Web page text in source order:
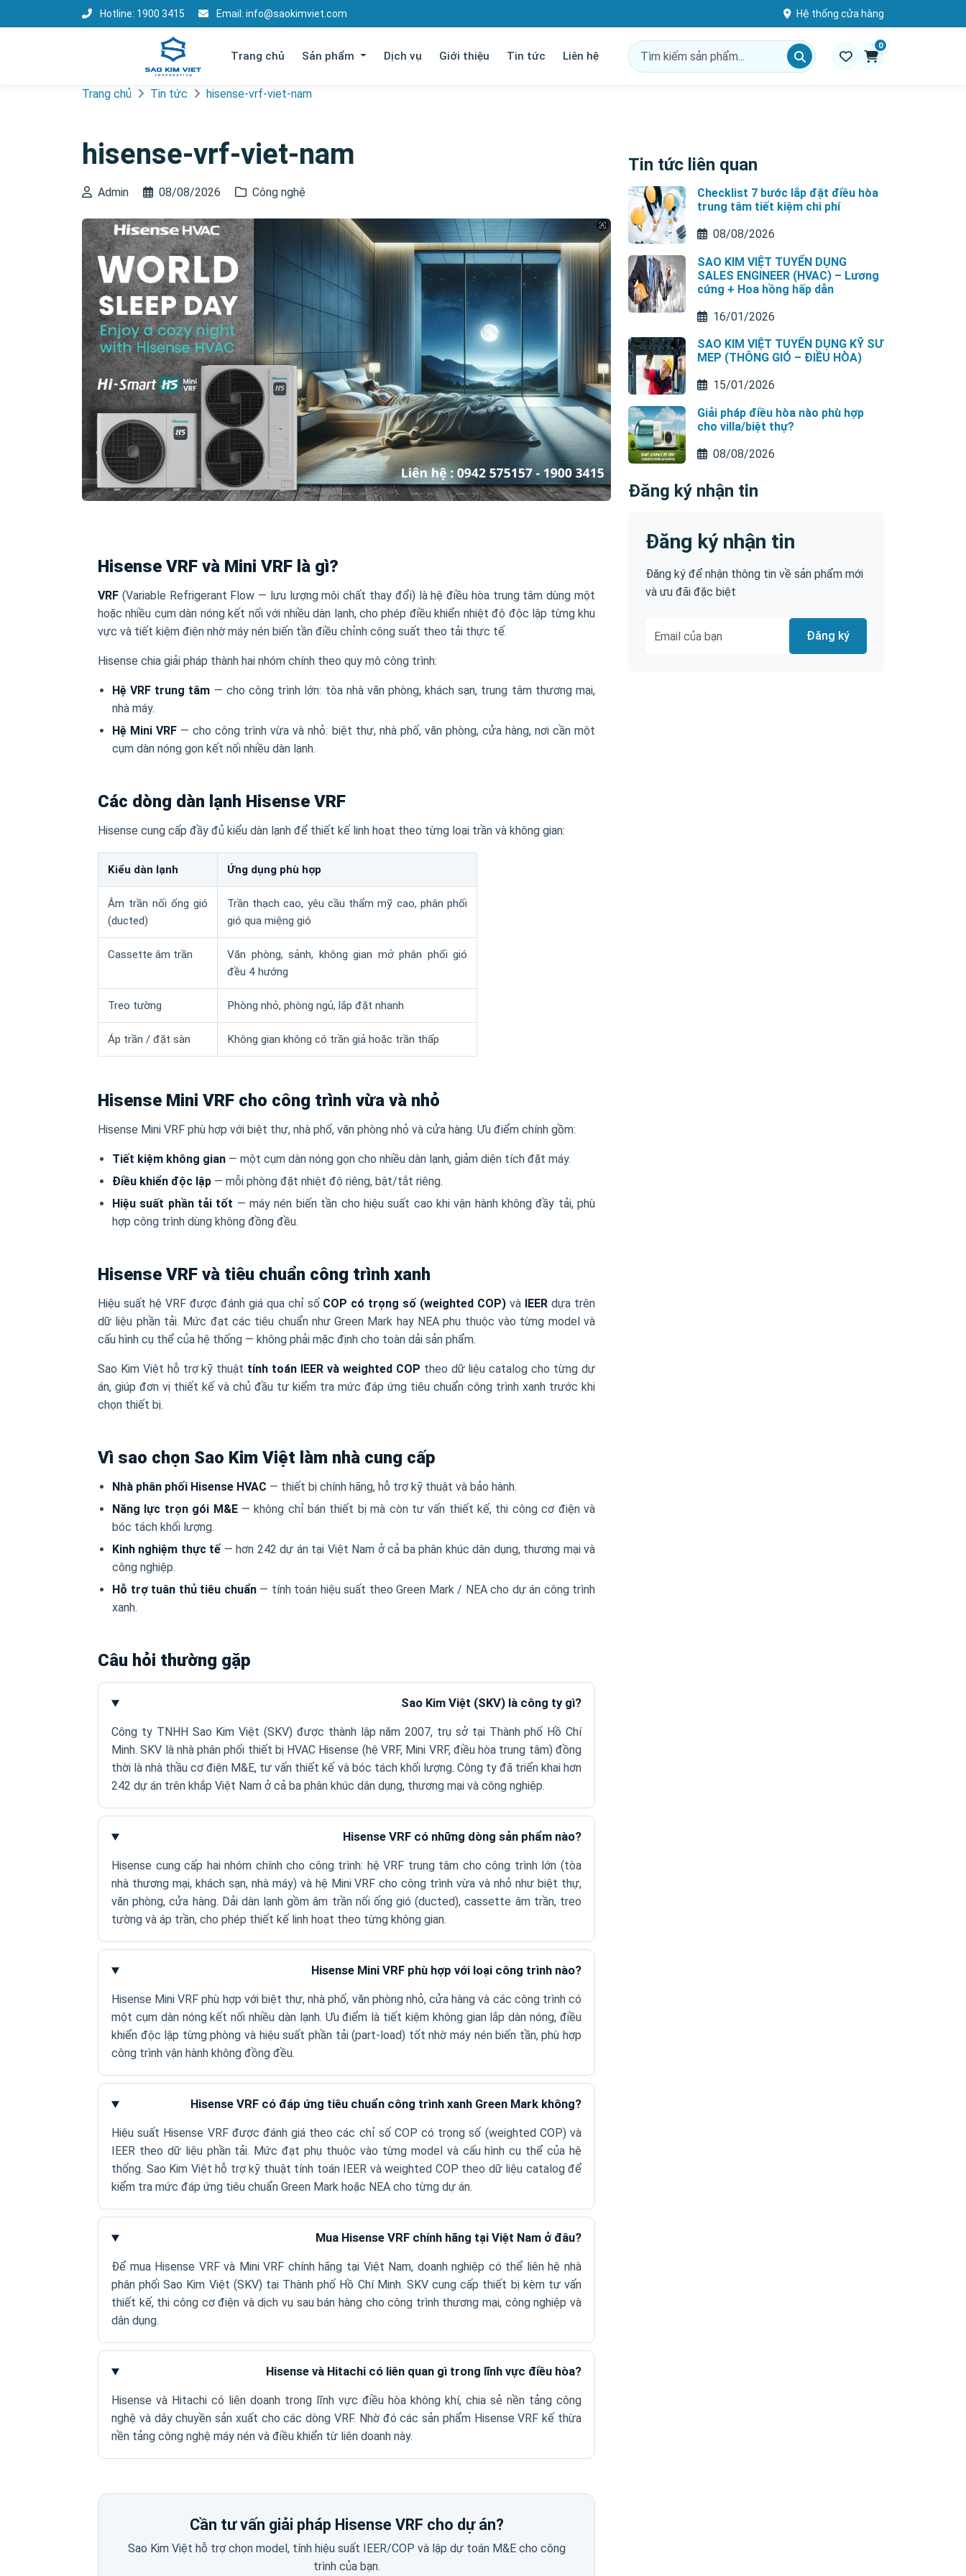
Hotline: 1900 3415 Email: info@saokimviet.com Hệ thống cửa hàng
Trang chủ Sản phẩm Dịch vụ Giới thiệu Tin tức Liên hệ
0
Trang chủ Tin tức hisense-vrf-viet-nam
hisense-vrf-viet-nam
Admin 08/08/2026 Công nghệ
Hisense VRF và Mini VRF là gì?
VRF (Variable Refrigerant Flow — lưu lượng môi chất thay đổi) là hệ điều hòa trung tâm dùng một
hoặc nhiều cụm dàn nóng kết nối với nhiều dàn lạnh, cho phép điều khiển nhiệt độ độc lập từng khu
vực và tiết kiệm điện nhờ máy nén biến tần điều chỉnh công suất theo tải thực tế.
Hisense chia giải pháp thành hai nhóm chính theo quy mô công trình:
Hệ VRF trung tâm — cho công trình lớn: tòa nhà văn phòng, khách sạn, trung tâm thương mại,
nhà máy.
Hệ Mini VRF — cho công trình vừa và nhỏ: biệt thự, nhà phố, văn phòng, cửa hàng, nơi cần một
cụm dàn nóng gọn kết nối nhiều dàn lạnh.
Các dòng dàn lạnh Hisense VRF
Hisense cung cấp đầy đủ kiểu dàn lạnh để thiết kế linh hoạt theo từng loại trần và không gian:
Kiểu dàn lạnh Ứng dụng phù hợp
Âm trần nối ống gió
(ducted)
Trần thạch cao, yêu cầu thẩm mỹ cao, phân phối
gió qua miệng gió
Cassette âm trần
Văn phòng, sảnh, không gian mở phân phối gió
đều 4 hướng
Treo tường Phòng nhỏ, phòng ngủ, lắp đặt nhanh
Áp trần / đặt sàn Không gian không có trần giả hoặc trần thấp
Hisense Mini VRF cho công trình vừa và nhỏ
Hisense Mini VRF phù hợp với biệt thự, nhà phố, văn phòng nhỏ và cửa hàng. Ưu điểm chính gồm:
Tiết kiệm không gian — một cụm dàn nóng gọn cho nhiều dàn lạnh, giảm diện tích đặt máy.
Điều khiển độc lập — mỗi phòng đặt nhiệt độ riêng, bật/tắt riêng.
Hiệu suất phần tải tốt — máy nén biến tần cho hiệu suất cao khi vận hành không đầy tải, phù
hợp công trình dùng không đồng đều.
Hisense VRF và tiêu chuẩn công trình xanh
Hiệu suất hệ VRF được đánh giá qua chỉ số COP có trọng số (weighted COP) và IEER dựa trên
dữ liệu phần tải. Mức đạt các tiêu chuẩn như Green Mark hay NEA phụ thuộc vào từng model và
cấu hình cụ thể của hệ thống — không phải mặc định cho toàn dải sản phẩm.
Sao Kim Việt hỗ trợ kỹ thuật tính toán IEER và weighted COP theo dữ liệu catalog cho từng dự
án, giúp đơn vị thiết kế và chủ đầu tư kiểm tra mức đáp ứng tiêu chuẩn công trình xanh trước khi
chọn thiết bị.
Vì sao chọn Sao Kim Việt làm nhà cung cấp
Nhà phân phối Hisense HVAC — thiết bị chính hãng, hỗ trợ kỹ thuật và bảo hành.
Năng lực trọn gói M&E— không chỉ bán thiết bị mà còn tư vấn thiết kế, thi công cơ điện và
bóc tách khối lượng.
Kinh nghiệm thực tế — hơn 242 dự án tại Việt Nam ở cả ba phân khúc dân dụng, thương mại và
công nghiệp.
Hỗ trợ tuân thủ tiêu chuẩn— tính toán hiệu suất theo Green Mark / NEA cho dự án công trình
xanh.
Câu hỏi thường gặp
Sao Kim Việt (SKV) là công ty gì?
Công ty TNHH Sao Kim Việt (SKV) được thành lập năm 2007, trụ sở tại Thành phố Hồ Chí
Minh. SKV là nhà phân phối thiết bị HVAC Hisense (hệ VRF, Mini VRF, điều hòa trung tâm) đồng
thời là nhà thầu cơ điện M&E, tư vấn thiết kế và bóc tách khối lượng. Công ty đã triển khai hơn
242 dự án trên khắp Việt Nam ở cả ba phân khúc dân dụng, thương mại và công nghiệp.
Hisense VRF có những dòng sản phẩm nào?
Hisense cung cấp hai nhóm chính cho công trình: hệ VRF trung tâm cho công trình lớn (tòa
nhà thương mại, khách sạn, nhà máy) và hệ Mini VRF cho công trình vừa và nhỏ như biệt thự,
văn phòng, cửa hàng. Dải dàn lạnh gồm âm trần nối ống gió (ducted), cassette âm trần, treo
tường và áp trần, cho phép thiết kế linh hoạt theo từng không gian.
Hisense Mini VRF phù hợp với loại công trình nào?
Hisense Mini VRF phù hợp với biệt thự, nhà phố, văn phòng nhỏ, cửa hàng và các công trình có
một cụm dàn nóng kết nối nhiều dàn lạnh. Ưu điểm là tiết kiệm không gian lắp dàn nóng, điều
khiển độc lập từng phòng và hiệu suất phần tải (part-load) tốt nhờ máy nén biến tần, phù hợp
công trình vận hành không đồng đều.
Hisense VRF có đáp ứng tiêu chuẩn công trình xanh Green Mark không?
Hiệu suất Hisense VRF được đánh giá theo các chỉ số COP có trọng số (weighted COP) và
IEER theo dữ liệu phần tải. Mức đạt phụ thuộc vào từng model và cấu hình cụ thể của hệ
thống. Sao Kim Việt hỗ trợ kỹ thuật tính toán IEER và weighted COP theo dữ liệu catalog để
kiểm tra mức đáp ứng tiêu chuẩn Green Mark hoặc NEA cho từng dự án.
Mua Hisense VRF chính hãng tại Việt Nam ở đâu?
Để mua Hisense VRF và Mini VRF chính hãng tại Việt Nam, doanh nghiệp có thể liên hệ nhà
phân phối Sao Kim Việt (SKV) tại Thành phố Hồ Chí Minh. SKV cung cấp thiết bị kèm tư vấn
thiết kế, thi công cơ điện và dịch vụ sau bán hàng cho công trình thương mại, công nghiệp và
dân dụng.
Hisense và Hitachi có liên quan gì trong lĩnh vực điều hòa?
Hisense và Hitachi có liên doanh trong lĩnh vực điều hòa không khí, chia sẻ nền tảng công
nghệ và dây chuyền sản xuất cho các dòng VRF. Nhờ đó các sản phẩm Hisense VRF kế thừa
nền tảng công nghệ máy nén và điều khiển từ liên doanh này.
Cần tư vấn giải pháp Hisense VRF cho dự án?
Sao Kim Việt hỗ trợ chọn model, tính hiệu suất IEER/COP và lập dự toán M&E cho công
trình của bạn.
Tin tức liên quan
Checklist 7 bước lắp đặt điều hòa
trung tâm tiết kiệm chi phí
08/08/2026
SAO KIM VIỆT TUYỂN DỤNG
SALES ENGINEER (HVAC) – Lương
cứng + Hoa hồng hấp dẫn
16/01/2026
SAO KIM VIỆT TUYỂN DỤNG KỸ SƯ
MEP (THÔNG GIÓ – ĐIỀU HÒA)
15/01/2026
Giải pháp điều hòa nào phù hợp
cho villa/biệt thự?
08/08/2026
Đăng ký nhận tin
Đăng ký nhận tin
Đăng ký để nhận thông tin về sản phẩm mới
và ưu đãi đặc biệt
Đăng ký